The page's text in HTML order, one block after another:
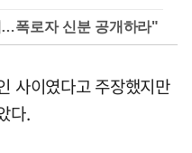
폭로자 신분 공개하라"
사이였다고 주장했지만
다.